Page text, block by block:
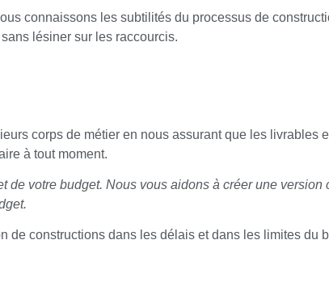
connaissons les subtilités du processus de
lésiner sur les raccourcis.
corps de métier en nous assurant que les livrables
à tout moment.
votre budget. Nous vous aidons à créer une version
de constructions dans les délais et dans les limites du